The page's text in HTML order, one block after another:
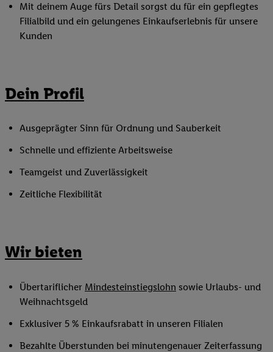
Mit deinem Auge fürs Detail sorgst du für ein gepflegtes
Filialbild und ein gelungenes Einkaufserlebnis für unsere
Kunden
Dein Profil
Ausgeprägter Sinn für Ordnung und Sauberkeit
Schnelle und effiziente Arbeitsweise
Teamgeist und Zuverlässigkeit
Zeitliche Flexibilität
Wir bieten
Übertariflicher Mindesteinstiegslohn sowie Urlaubs- und
Weihnachtsgeld
Exklusiver 5 % Einkaufsrabatt in unseren Filialen
Bezahlte Überstunden bei minutengenauer Zeiterfassung